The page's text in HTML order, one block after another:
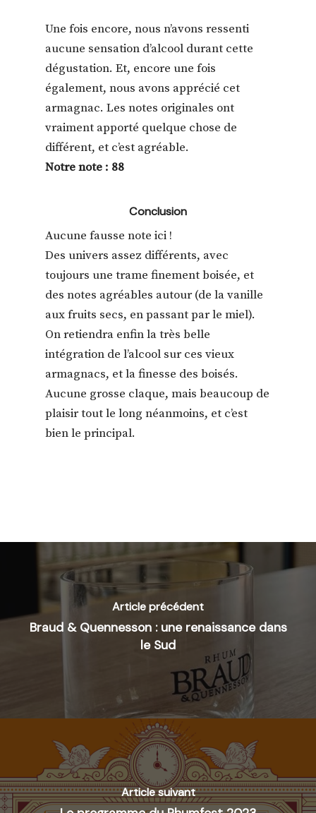
Une fois encore, nous n’avons ressenti
aucune sensation d’alcool durant cette
dégustation. Et, encore une fois
également, nous avons apprécié cet
armagnac. Les notes originales ont
vraiment apporté quelque chose de
différent, et c’est agréable.
Notre note : 88
Conclusion
Aucune fausse note ici !
Des univers assez différents, avec
toujours une trame finement boisée, et
des notes agréables autour (de la vanille
aux fruits secs, en passant par le miel).
On retiendra enfin la très belle
intégration de l’alcool sur ces vieux
armagnacs, et la finesse des boisés.
Aucune grosse claque, mais beaucoup de
plaisir tout le long néanmoins, et c’est
bien le principal.
Article précédent
Braud & Quennesson : une renaissance dans
le Sud
Article suivant